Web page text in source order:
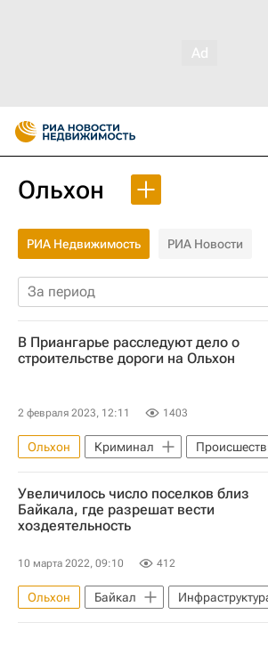
Ольхон
РИА Недвижимость РИА Новости
За период
В Приангарье расследуют дело о
строительстве дороги на Ольхон
2 февраля 2023, 12:11 1403
Ольхон Криминал
Россия
Иркутская область
Следственный комитет России (СК РФ)
Строительство
Увеличилось число поселков близ
Байкала, где разрешат вести
хоздеятельность
10 марта 2022, 09:10 412
Ольхон Байкал
Иркутская область